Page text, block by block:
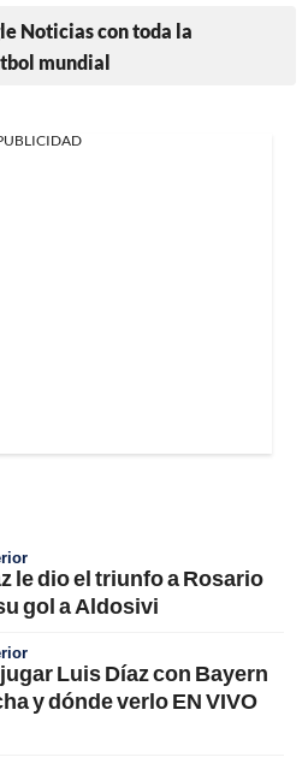
Noticias con toda la
mundial
le dio el triunfo a Rosario
gol a Aldosivi
Luis Díaz con Bayern
y dónde verlo EN VIVO